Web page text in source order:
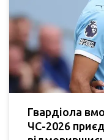
Гвардіола
ЧС-2026